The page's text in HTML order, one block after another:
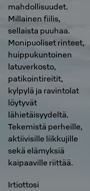
mahdollisuudet.
Millainen fiilis,
sellaista puuhaa.
Monipuoliset rinteet,
huippukuntoinen
latuverkosto,
patikointireitit,
kylpylä ja ravintolat
löytyvät
lähietäisyydeltä.
Tekemistä perheille,
aktiivisille liikkujille
sekä elämyksiä
kaipaaville riittää.
Irtiottosi